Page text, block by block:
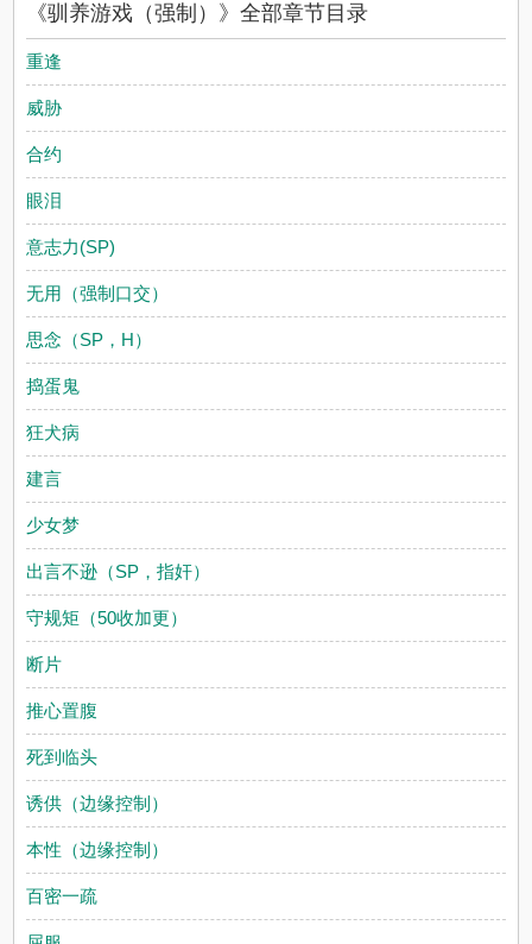
《驯养游戏（强制）》全部章节目录
重逢
威胁
合约
眼泪
意志力(SP)
无用（强制口交）
思念（SP，H）
捣蛋鬼
狂犬病
建言
少女梦
出言不逊（SP，指奸）
守规矩（50收加更）
断片
推心置腹
死到临头
诱供（边缘控制）
本性（边缘控制）
百密一疏